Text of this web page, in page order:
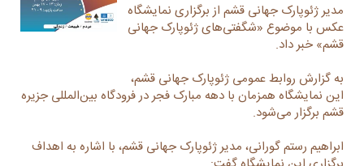
مدیر ژئوپارک جهانی قشم از برگزاری نمایشگاه
عکس با موضوع «شگفتی‌های ژئوپارک جهانی
قشم» خبر داد.
به گزارش روابط عمومی ژئوپارک جهانی قشم،
این نمایشگاه همزمان با دهه مبارک فجر در فرودگاه بین‌المللی جزیره
قشم برگزار می‌شود.
ابراهیم رستم گورانی، مدیر ژئوپارک جهانی قشم، با اشاره به اهداف